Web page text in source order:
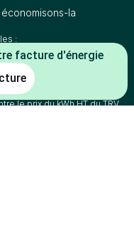
facture d'énergie
la
:
le prix du kWh HT du TRV
07/2026) et le prix du kWh
TRV-E ou prix fixe 1 an
énergie.
le prix du kWh HT du TRV